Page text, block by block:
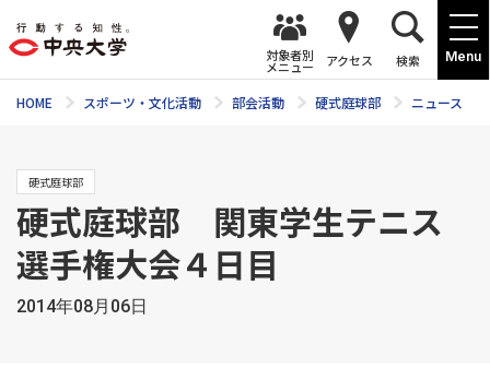
Menu
対象者別
メニュー アクセス 検索
HOME スポーツ・文化活動 部会活動 硬式庭球部 ニュース
硬式庭球部
硬式庭球部 関東学生テニス
選手権大会４日目
2014年08月06日